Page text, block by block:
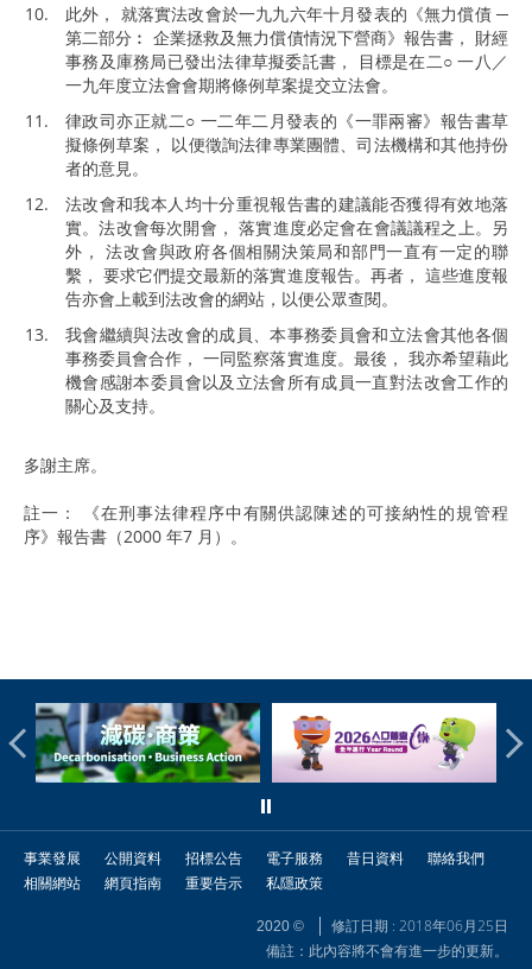
此外， 就落實法改會於一九九六年十月發表的《無力償債 ─
第二部分︰ 企業拯救及無力償債情況下營商》報告書， 財經
事務及庫務局已發出法律草擬委託書， 目標是在二○ 一八／
一九年度立法會會期將條例草案提交立法會。
律政司亦正就二○ 一二年二月發表的《一罪兩審》報告書草
擬條例草案， 以便徵詢法律專業團體、司法機構和其他持份
者的意見。
法改會和我本人均十分重視報告書的建議能否獲得有效地落
實。法改會每次開會， 落實進度必定會在會議議程之上。另
外， 法改會與政府各個相關決策局和部門一直有一定的聯
繫， 要求它們提交最新的落實進度報告。再者， 這些進度報
告亦會上載到法改會的網站，以便公眾查閱。
我會繼續與法改會的成員、本事務委員會和立法會其他各個
事務委員會合作， 一同監察落實進度。最後， 我亦希望藉此
機會感謝本委員會以及立法會所有成員一直對法改會工作的
關心及支持。
多謝主席。
註一： 《在刑事法律程序中有關供認陳述的可接納性的規管程
序》報告書（2000 年7 月）。
事業發展 公開資料 招標公告 電子服務 昔日資料
聯絡我們
相關網站
網頁指南 重要告示 私隱政策
2020 ©
修訂日期 : 2018年06月25日
備註：此內容將不會有進一步的更新。